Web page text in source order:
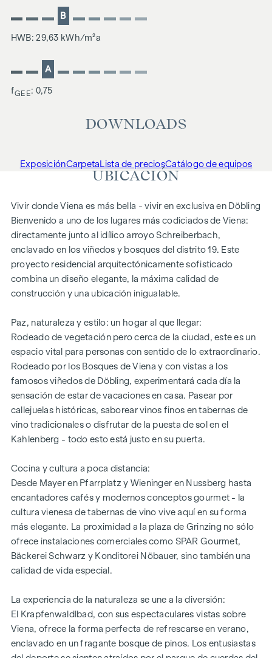
B
HWB: 29,63 kWh/m²a
A
fGEE: 0,75
DOWNLOADS
ExposiciónCarpeta Lista de preciosCatálogo de equipos
UBICACIÓN
Vivir donde Viena es más bella - vivir en exclusiva en Döbling
Bienvenido a uno de los lugares más codiciados de Viena:
directamente junto al idílico arroyo Schreiberbach,
enclavado en los viñedos y bosques del distrito 19. Este
proyecto residencial arquitectónicamente sofisticado
combina un diseño elegante, la máxima calidad de
construcción y una ubicación inigualable.
Paz, naturaleza y estilo: un hogar al que llegar:
Rodeado de vegetación pero cerca de la ciudad, este es un
espacio vital para personas con sentido de lo extraordinario.
Rodeado por los Bosques de Viena y con vistas a los
famosos viñedos de Döbling, experimentará cada día la
sensación de estar de vacaciones en casa. Pasear por
callejuelas históricas, saborear vinos finos en tabernas de
vino tradicionales o disfrutar de la puesta de sol en el
Kahlenberg - todo esto está justo en su puerta.
Cocina y cultura a poca distancia:
Desde Mayer en Pfarrplatz y Wieninger en Nussberg hasta
encantadores cafés y modernos conceptos gourmet - la
cultura vienesa de tabernas de vino vive aquí en su forma
más elegante. La proximidad a la plaza de Grinzing no sólo
ofrece instalaciones comerciales como SPAR Gourmet,
Bäckerei Schwarz y Konditorei Nöbauer, sino también una
calidad de vida especial.
La experiencia de la naturaleza se une a la diversión:
El Krapfenwaldlbad, con sus espectaculares vistas sobre
Viena, ofrece la forma perfecta de refrescarse en verano,
enclavado en un fragante bosque de pinos. Los entusiastas